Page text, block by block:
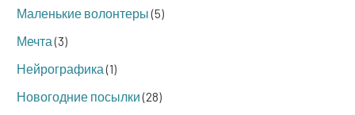
Маленькие волонтеры(5)
Мечта(3)
Нейрографика(1)
Новогодние посылки(28)